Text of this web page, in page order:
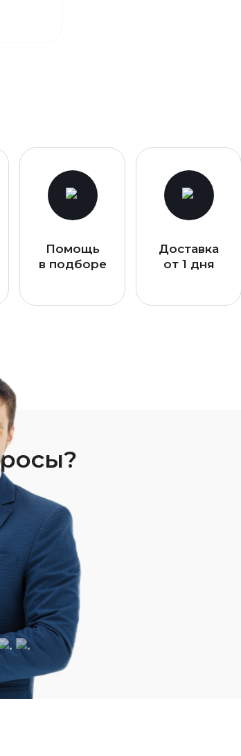
Помощь
в подборе
Доставка
от 1 дня